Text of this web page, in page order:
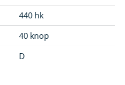
440 hk
40 knop
D